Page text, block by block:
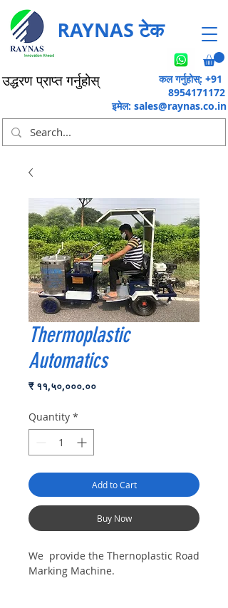
उद्धरण प्राप्त गर्नुहोस्
RAYNAS टेक
कल गर्नुहोस्: +91
8954171172
इमेल: sales@raynas.co.in
Thermoplastic
Automatics
₹ ११,५०,०००.००Price
Quantity *
Add to Cart
Buy Now
We provide the Thernoplastic Road
Marking Machine.